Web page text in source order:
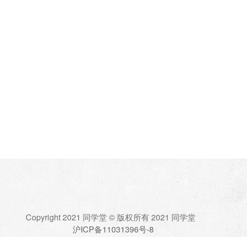
Copyright 2021 同学堂 © 版权所有 2021 同学堂
沪ICP备11031396号-8